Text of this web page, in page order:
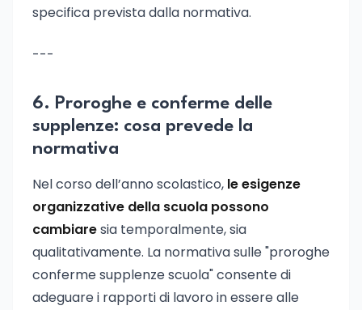
specifica prevista dalla normativa.
---
6. Proroghe e conferme delle
supplenze: cosa prevede la
normativa
Nel corso dell’anno scolastico, le esigenze
organizzative della scuola possono
cambiaresia temporalmente, sia
qualitativamente. La normativa sulle "proroghe
conferme supplenze scuola" consente di
adeguare i rapporti di lavoro in essere alle